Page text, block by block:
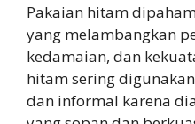
Pakaian hitam
yang melambangkan
kedamaian, dan
hitam sering
dan informal karena